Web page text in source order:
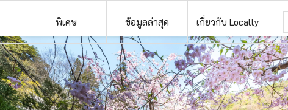
พิเศษ ข้อมูลล่าสุด เกี่ยวกับ Locally